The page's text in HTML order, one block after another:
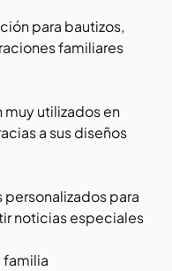
para bautizos,
familiares
muy utilizados en
a sus diseños
para
noticias especiales
familia